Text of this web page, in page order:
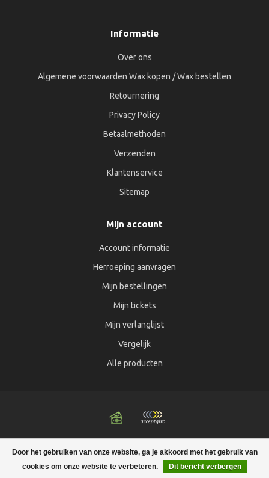
Door het gebruiken van onze website, ga je akkoord met het gebruik van
cookies om onze website te verbeteren.
Dit bericht verbergen
Informatie
Over ons
Algemene voorwaarden Wax kopen / Wax bestellen
Retournering
Privacy Policy
Betaalmethoden
Verzenden
Klantenservice
Sitemap
Mijn account
Account informatie
Herroeping aanvragen
Mijn bestellingen
Mijn tickets
Mijn verlanglijst
Vergelijk
Alle producten
Lightspeed designbyDyvelopment